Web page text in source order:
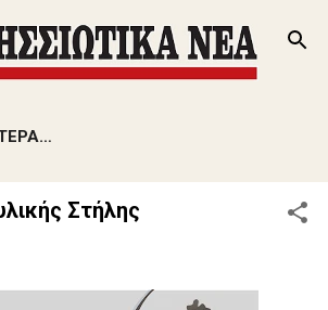
στο κύριο περιεχόμενο
Στήλης